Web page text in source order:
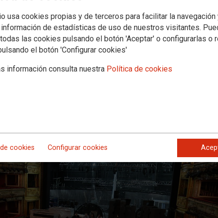
usa cookies propias y de terceros para facilitar la navegación
de estadísticas de uso de nuestros visitantes.
las cookies pulsando el botón 'Aceptar' o configurarlas o
el botón 'Configurar cookies'
información consulta nuestra Política de cookies
cookies Configurar cookies
del Ministro de
por el sector ante el
Cultura, Ocio y Deportes de Comisiones Obreras considera que
ante la demanda del mundo de la cultura y las artes de trabajar
del sector son profundamente desafortunadas y reflejan un
de su departamento.